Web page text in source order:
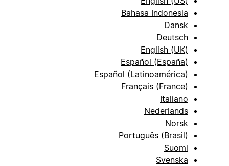
Bahasa Indonesia
Dansk
Deutsch
English (UK)
Español (España)
Español (Latinoamérica)
Français (France)
Italiano
Nederlands
Norsk
Português (Brasil)
Suomi
Svenska